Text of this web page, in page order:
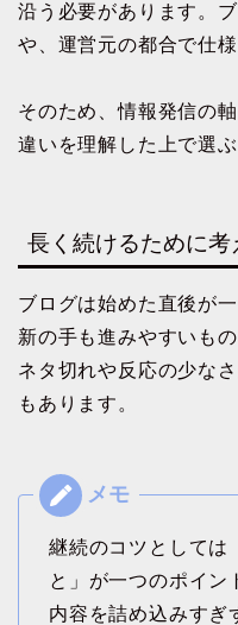
沿う必要があります。
や、運営元の都合で仕
そのため、情報発信の
違いを理解した上で選
長く続けるために考
ブログは始めた直後が
新の手も進みやすいも
ネタ切れや反応の少な
もあります。
継続のコツとしては
と」が一つのポイン
内容を詰め込みすぎ